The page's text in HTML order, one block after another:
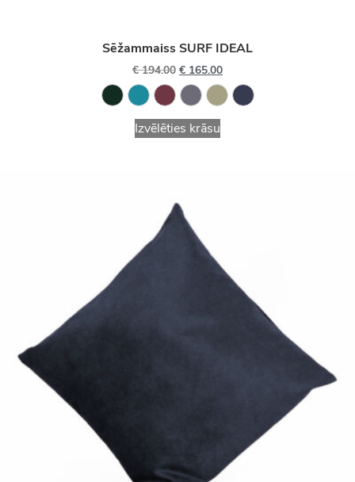
Sēžammaiss SURF IDEAL
€194.00 € 165.00
Izvēlēties krāsu